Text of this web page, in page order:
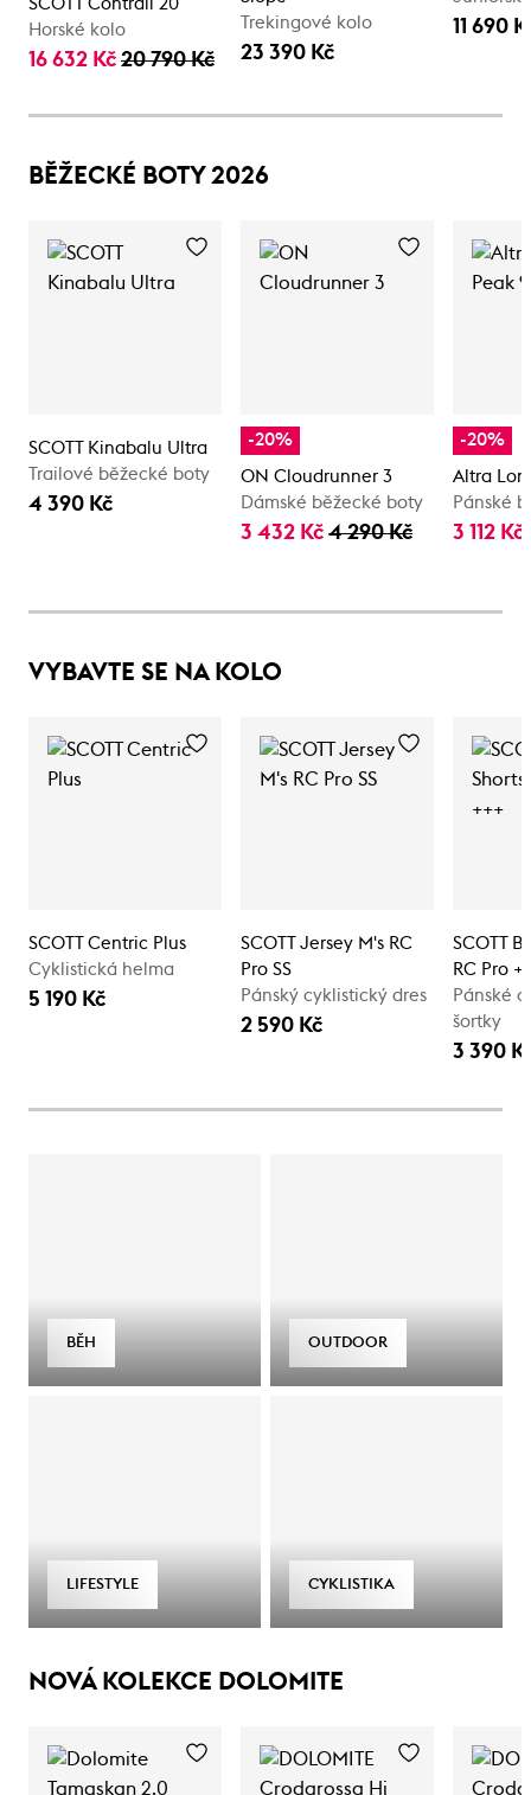
SCOTT Contrail 20
Horské kolo
16 632 Kč 20 790 Kč
Trekingové kolo
23 390 Kč
11 690
BĚŽECKÉ BOTY 2026
SCOTT Kinabalu Ultra
Trailové běžecké boty
4 390 Kč
-20%
ON Cloudrunner 3
Dámské běžecké boty
3 432 Kč4 290 Kč
-20%
Altra
Pánské
3 112 Kč
VYBAVTE SE NA KOLO
SCOTT Centric Plus
Cyklistická helma
5 190 Kč
SCOTT Jersey M's RC
Pro SS
Pánský cyklistický dres
2 590 Kč
SCOTT
RC Pro
Pánské
šortky
3 390
BĚH OUTDOOR
LIFESTYLE CYKLISTIKA
NOVÁ KOLEKCE DOLOMITE